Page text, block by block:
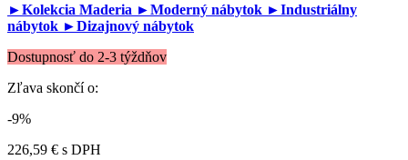
►Kolekcia Maderia ►Moderný nábytok ►Industriálny
nábytok ►Dizajnový nábytok
Dostupnosť do 2-3 týždňov
Zľava skončí o:
-9%
226,59 € s DPH